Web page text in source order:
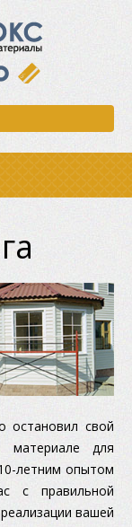
остановил свой
материале для
летним опытом
с правильной
вашей